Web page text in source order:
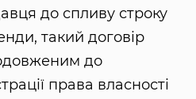
до спливу строку
такий договір
до
права власності